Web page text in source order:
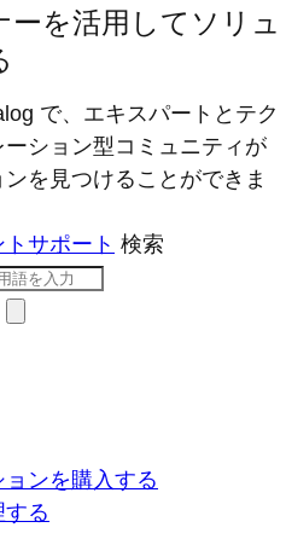
を活用してソリュ
で、エキスパートとテク
ション型コミ​ュニティが
を見つけることができま
サポート 検索
ンを購入する
る